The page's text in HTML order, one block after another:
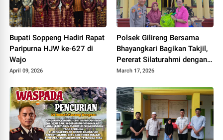
Bupati Soppeng Hadiri Rapat
Paripurna HJW ke-627 di
Wajo
April 09, 2026
Polsek Gilireng Bersama
Bhayangkari Bagikan Takjil,
Pererat Silaturahmi dengan
Masyarakat
March 17, 2026